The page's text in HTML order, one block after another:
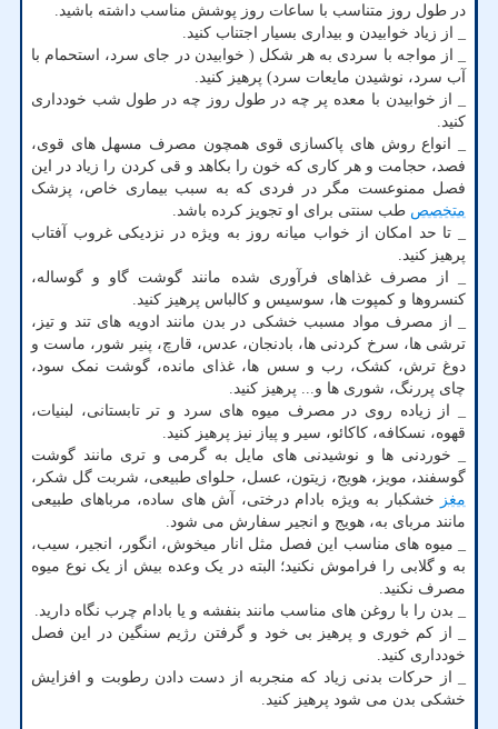
در طول روز متناسب با ساعات روز پوشش مناسب داشته باشید.
_ از زیاد خوابیدن و بیداری بسیار اجتناب کنید.
_ از مواجه با سردی به هر شکل ( خوابیدن در جای سرد، استحمام با
آب سرد، نوشیدن مایعات سرد) پرهیز کنید.
_ از خوابیدن با معده پر چه در طول روز چه در طول شب خودداری
کنید.
_ انواع روش های پاکسازی قوی همچون مصرف مسهل های قوی،
فصد، حجامت و هر کاری که خون را بکاهد و قی کردن را زیاد در این
فصل ممنوعست مگر در فردی که به سبب بیماری خاص، پزشک
متخصص طب سنتی برای او تجویز کرده باشد.
_ تا حد امکان از خواب میانه روز به ویژه در نزدیکی غروب آفتاب
پرهیز کنید.
_ از مصرف غذاهای فرآوری شده مانند گوشت گاو و گوساله،
کنسروها و کمپوت ها، سوسیس و کالباس پرهیز کنید.
_ از مصرف مواد مسبب خشکی در بدن مانند ادویه های تند و تیز،
ترشی ها، سرخ کردنی ها، بادنجان، عدس، قارچ، پنیر شور، ماست و
دوغ ترش، کشک، رب و سس ها، غذای مانده، گوشت نمک سود،
چای پررنگ، شوری ها و... پرهیز کنید.
_ از زیاده روی در مصرف میوه های سرد و تر تابستانی، لبنیات،
قهوه، نسکافه، کاکائو، سیر و پیاز نیز پرهیز کنید.
_ خوردنی ها و نوشیدنی های مایل به گرمی و تری مانند گوشت
گوسفند، مویز، هویج، زیتون، عسل، حلوای طبیعی، شربت گل شکر،
مغز
خشکبار به ویژه بادام درختی، آش های ساده، مرباهای طبیعی
مانند مربای به، هویج و انجیر سفارش می شود.
_ میوه های مناسب این فصل مثل انار میخوش، انگور، انجیر، سیب،
به و گلابی را فراموش نکنید؛ البته در یک وعده بیش از یک نوع میوه
مصرف نکنید.
_ بدن را با روغن های مناسب مانند بنفشه و یا بادام چرب نگاه دارید.
_ از کم خوری و پرهیز بی خود و گرفتن رژیم سنگین در این فصل
خودداری کنید.
_ از حرکات بدنی زیاد که منجربه از دست دادن رطوبت و افزایش
خشکی بدن می شود پرهیز کنید.